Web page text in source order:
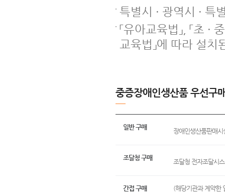
특별시 · 광역시 · 특
「유아교육법」, 「초 ·
교육법」에 따라 설
중증장애인생산품 우선구
일반 구매
장애인생산품판매
조달청 구매
조달청 전자조달시
간접 구매
(해당기관과 계약한